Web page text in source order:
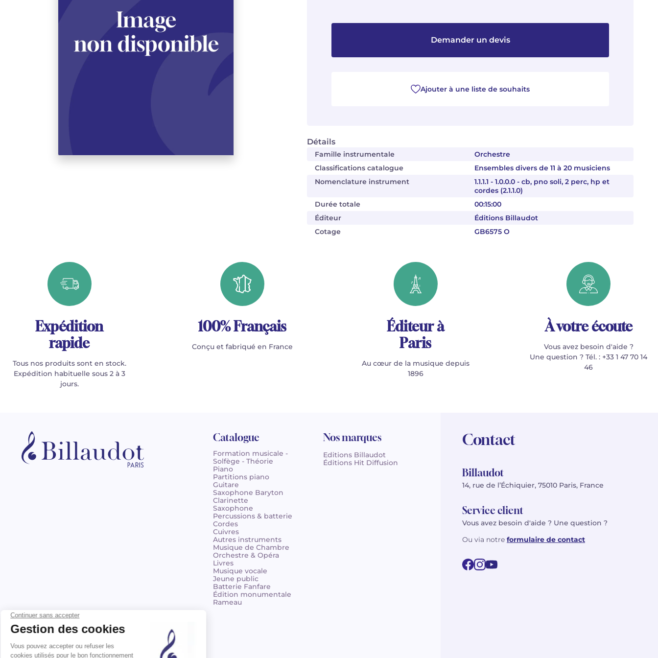
Détails
Famille instrumentale
Orchestre
Classifications catalogue
Ensembles divers de 11 à 20 musiciens
Nomenclature instrument
1.1.1.1 - 1.0.0.0 - cb, pno soli, 2 perc, hp et
cordes (2.1.1.0)
Durée totale
00:15:00
Éditeur
Éditions Billaudot
Cotage
GB6575 O
Demander un devis
Ajouter à une liste de souhaits
Expédition
rapide
Tous nos produits sont en stock.
Expédition habituelle sous 2 à 3
jours.
100% Français
Conçu et fabriqué en France
Éditeur à
Paris
Au cœur de la musique depuis
1896
À votre écoute
Vous avez besoin d'aide ?
Une question ? Tél. : +33 1 47 70 14
46
Catalogue
Formation musicale -
Solfège - Théorie
Piano
Partitions piano
Guitare
Saxophone Baryton
Clarinette
Saxophone
Percussions & batterie
Cordes
Cuivres
Autres instruments
Musique de Chambre
Orchestre & Opéra
Livres
Musique vocale
Jeune public
Batterie Fanfare
Édition monumentale
Rameau
Nos marques
Editions Billaudot
Éditions Hit Diffusion
Contact
Billaudot
14, rue de l’Échiquier, 75010 Paris, France
Service client
Vous avez besoin d'aide ? Une question ?
Ou via notre formulaire de contact